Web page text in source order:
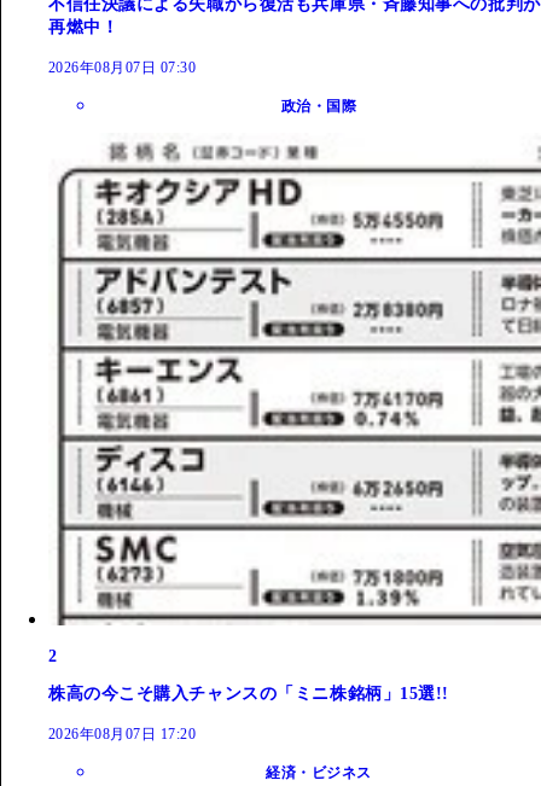
不信任決議による失職から復活も兵庫県・斉藤知事への批判が
再燃中！
2026年08月07日 07:30
政治・国際
2
株高の今こそ購入チャンスの「ミニ株銘柄」15選!!
2026年08月07日 17:20
経済・ビジネス